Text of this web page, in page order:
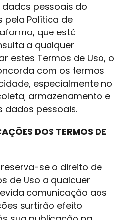
pessoais do
pela Política de
que está
a qualquer
estes Termos de Uso, o
com os termos
especialmente no
armazenamento e
dados pessoais.
DOS TERMOS DE
se o direito de
de Uso a qualquer
comunicação aos
surtirão efeito